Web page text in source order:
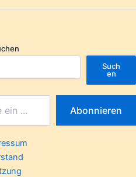
Such
en
Abonnieren